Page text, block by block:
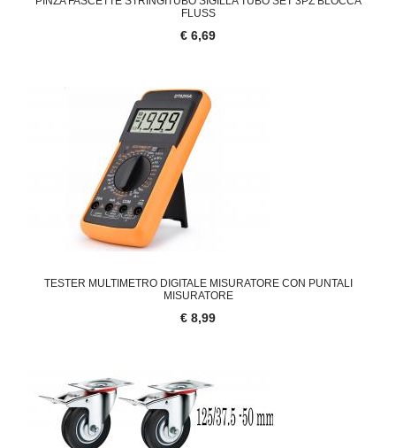
FLUSS
€ 6,69
TESTER MULTIMETRO DIGITALE MISURATORE CON PUNTALI
MISURATORE
€ 8,99